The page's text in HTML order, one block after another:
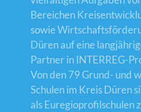
Bereichen
sowie
Düren auf eine
Partner in INTERREG-
Von den 79 Grund- und
Schulen im Kreis Düren
als Euregioprofilschulen